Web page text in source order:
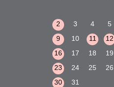
2
3 4 5
9
10 11 12
16
17 18 19
23
24 25 26
30
31